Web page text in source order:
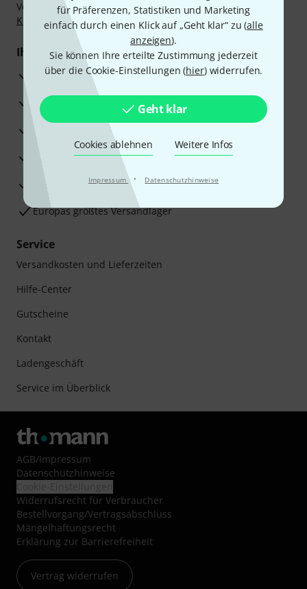
für Präferenzen, Statistiken und Marketing
einfach durch einen Klick auf „Geht klar“ zu (alle
anzeigen).
Sie können Ihre erteilte Zustimmung jederzeit
über die Cookie-Einstellungen (hier) widerrufen.
Geht klar
Cookies ablehnen Weitere Infos
Impressum · Datenschutzhinweise
Vorkasse, PayPal, Amazon Pay,Klarna Sofort bezahlen
Klarna Ratenzahlungoder Kreditkarte.
Ihre Vorteile
3 Jahre Thomann Garantie
30 Tage Money-Back-Garantie
Reparaturservice
Beratung durch Fachexperten
Zufriedenheitsgarantie
Europas größtes Versandlager
Service
Versandkosten und Lieferzeiten
Hilfe-Center
Gutscheine
Kontakt
Ladengeschäft
Service im Überblick
AGB/Impressum
Datenschutzhinweise
Widerrufsrecht für Verbraucher
Bestellvorgang/Vertragsabschluss
Mängelhaftungsrecht
Erklärung zur Barrierefreiheit
Vertrag widerrufen